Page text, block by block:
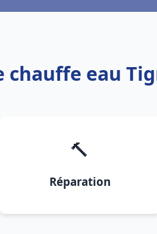
eau
🔨
Réparation